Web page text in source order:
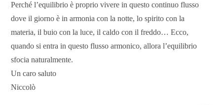
Perché l’equilibrio è proprio vivere in questo continuo flusso
dove il giorno è in armonia con la notte, lo spirito con la
materia, il buio con la luce, il caldo con il freddo… Ecco,
quando si entra in questo flusso armonico, allora l’equilibrio
sfocia naturalmente.
Un caro saluto
Niccolò